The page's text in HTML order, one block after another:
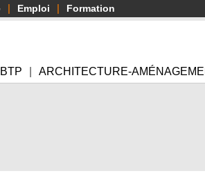
Emploi Formation
BTP ARCHITECTURE-